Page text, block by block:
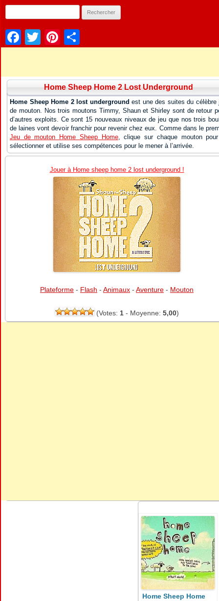
Facebook
TwitterPinterest
Home Sheep Home 2 Lost Underground
Home Sheep Home 2 lost underground est une des suites du célèbre
de mouton. Nos trois moutons Timmy, Shaun et Shirley sont de retour
d’autres exploits. Ce sont 15 nouveaux niveaux de jeu que nos trois
de laines vont devoir franchir pour revenir chez eux. Comme dans le
Jeu de mouton Home Sheep Home, clique sur chaque mouton
sélectionner et utilise ses compétences pour le mener à l’arrivée.
Jouer à Home sheep home 2 lost underground !
Plateforme - Flash - Animaux - Aventure - Mouton
(Votes: 1- Moyenne: 5,00)
Home Sheep Home